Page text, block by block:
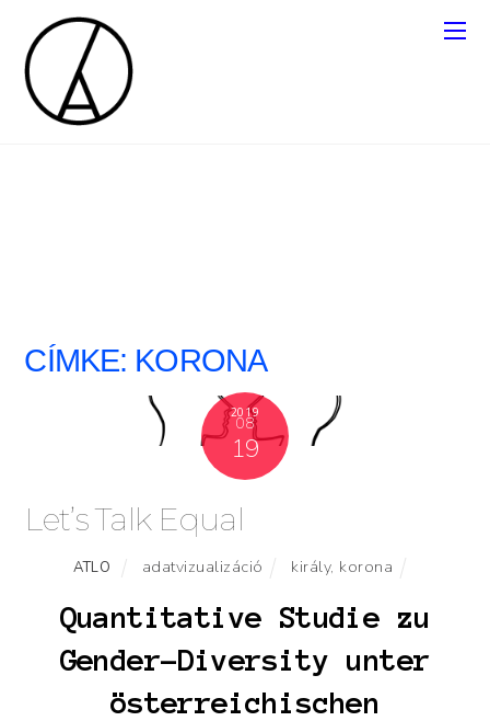
CÍMKE: KORONA
2019
08
19
Let’s Talk Equal
ATLO adatvizualizáció király, korona
Quantitative Studie zu
Gender-Diversity unter
österreichischen